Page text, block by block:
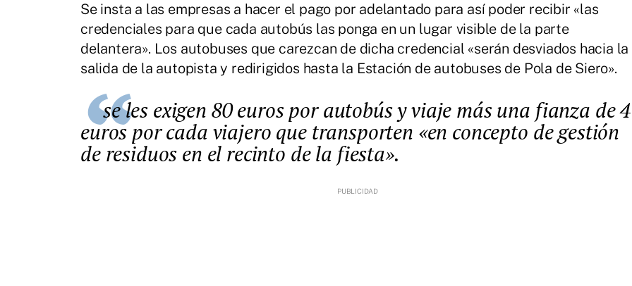
Se insta a las empresas a hacer el pago por adelantado para así poder recibir «las
credenciales para que cada autobús las ponga en un lugar visible de la parte
delantera». Los autobuses que carezcan de dicha credencial «serán desviados hacia la
salida de la autopista y redirigidos hasta la Estación de autobuses de Pola de Siero».
se les exigen 80 euros por autobús y viaje más una fianza de 4
euros por cada viajero que transporten «en concepto de gestión
de residuos en el recinto de la fiesta».